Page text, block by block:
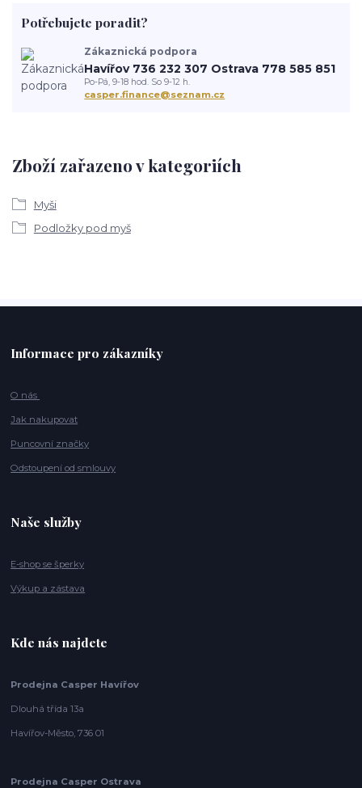
Zboží zařazeno v kategoriích
Myši
Podložky pod myš
Potřebujete poradit?
Zákaznická podpora
Havířov 736 232 307 Ostrava 778 585 851
Po-Pá, 9-18 hod. So 9-12 h.
casper.finance@seznam.cz
Informace pro zákazníky
O nás
Jak nakupovat
Puncovní značky
Odstoupení od smlouvy
Naše služby
E-shop se šperky
Výkup a zástava
Kde nás najdete
Prodejna Casper Havířov
Dlouhá třída 13a
Havířov-Město, 736 01
Prodejna Casper Ostrava